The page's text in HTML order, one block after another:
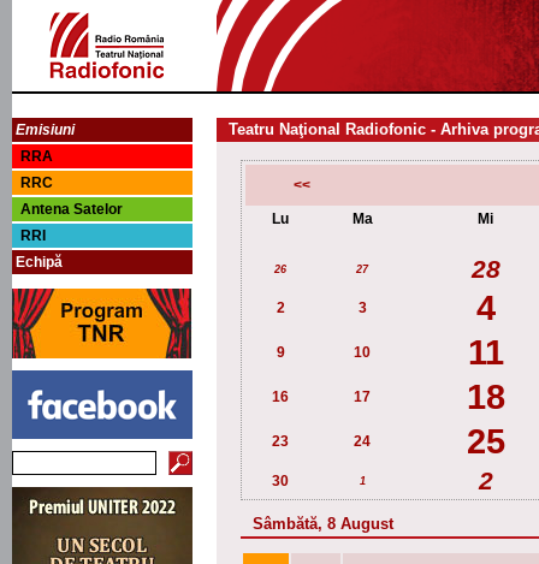
Emisiuni
RRA
RRC
Antena Satelor
RRI
Echipă
Teatru Naţional Radiofonic - Arhiva
<<
Lu
Ma Mi
26 27 28
2 3 4
9 10 11
16 17 18
23 24 25
30 1 2
Sâmbătă, 8 August